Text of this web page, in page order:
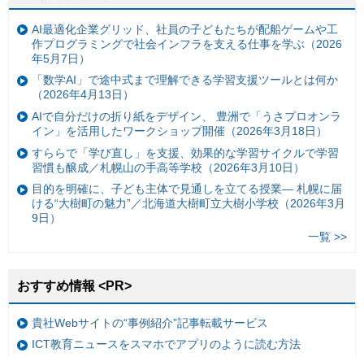
AI最適化企業グリッド、社員の子どもたちが配船ゲームや工
作プログラミングで社会インフラを支える仕事を学ぶ（2026
年5月7日）
「数学AI」で途中式まで理解できる学習支援ツールとは何か
（2026年4月13日）
AIで自分だけの折り紙をデザイン、 豊洲で「うさプロオンラ
イン」を活用したワークショップ開催（2026年3月18日）
すららで「学び直し」を支援、効果的な学習サイクルで学習
習慣も醸成／札幌山の手高等学校（2026年3月10日）
目的を明確に、子ども主体で見通しを立てる授業— 札幌に届
ける“大樹町の魅力”／北海道大樹町立大樹小学校（2026年3月
9日）
一覧 >>
おすすめ情報 <PR>
貴社Webサイトの“事例紹介”記事転載サービス
ICT教育ニュースをスマホでアプリのように読む方法